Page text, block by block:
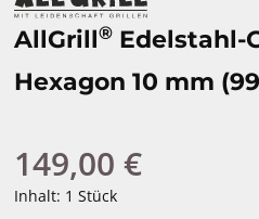
AllGrill® Edelstahl-
Hexagon 10 mm
Regulärer Preis:
149,00 €
Inhalt: 1 Stück